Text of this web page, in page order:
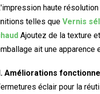
haute
telles que Vernis
Ajoutez de la texture
ait une apparence
Améliorations
éclair pour la